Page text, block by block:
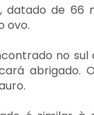
de 66
ovo.
no
abrigado.